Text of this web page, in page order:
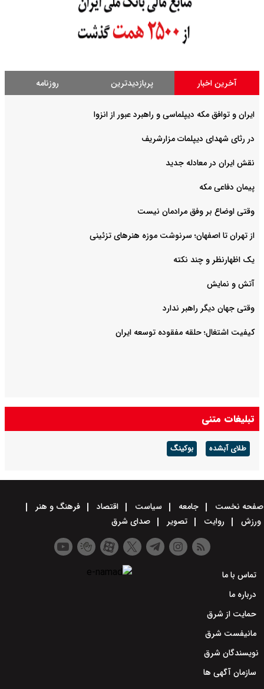
آخرین اخبار پربازدیدترین روزنامه
ایران و توافق مکه دیپلماسی و راهبرد عبور از انزوا
در رثای شهدای دیپلمات مزارشریف
نقش ایران در معادله جدید
پیمان دفاعی مکه
وقتی اوضاع بر وفق مرادمان نیست
از تهران تا اصفهان؛ سرنوشت موزه هنرهای تزئینی
یک اظهارنظر و چند نکته
آتش و نمایش
وقتی جهان دیگر راهبر ندارد
کیفیت اشتغال؛ حلقه مفقوده توسعه ایران
تبلیغات متنی
طلای آبشده بوکینگ
صفحه نخست جامعه سیاست اقتصاد
فرهنگ و هنر
ورزش
روایت تصویر صدای شرق
تماس با ما
درباره ما
حمایت از شرق
مانیفست شرق
نویسندگان شرق
سازمان آگهی ها